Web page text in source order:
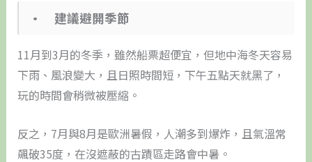
• 建議避開季節
11月到3月的冬季，雖然船票超便宜，但地中海冬天容易
下雨、風浪變大，且日照時間短，下午五點天就黑了，
玩的時間會稍微被壓縮。
反之，7月與8月是歐洲暑假，人潮多到爆炸，且氣溫常
飆破35度，在沒遮蔽的古蹟區走路會中暑。